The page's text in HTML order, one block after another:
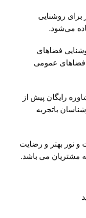
برای روشنایی
می‌شود.
فضاهای
فضاهای عمومی
رایگان پیش از
باتجربه
و نور بهتر و رضایت
مشتریان می باشد.